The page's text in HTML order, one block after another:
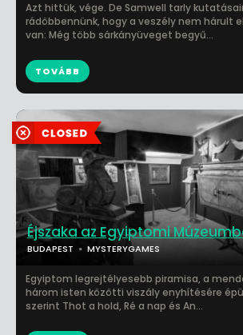
Azt hittük, vége. De Samwell tarly
rádöbbennünk, hogy a veszély nem hárult
van: Még több sárkányüveget begyű...
TOVÁBB
Éjszaka az Egyiptomi
BUDAPEST MYSTERYGAMES
Egyiptom legrejtélyesebb piramisa, a
három isten közötti viszály enyhítésére
szerint Thot a hold, Ré a nap és An...